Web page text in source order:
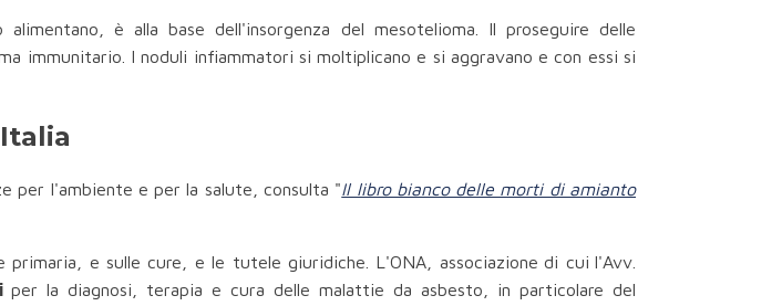
è alla base dell'insorgenza del mesotelioma. Il proseguire delle
immunitario. I noduli infiammatori si moltiplicano e si aggravano e con essi si
per l'ambiente e per la salute, consulta "Il libro bianco delle morti di amianto
e sulle cure, e le tutele giuridiche. L'ONA, associazione di cui l'Avv.
per la diagnosi, terapia e cura delle malattie da asbesto, in particolare del